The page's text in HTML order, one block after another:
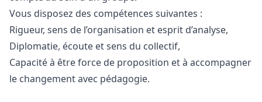
Vous disposez des compétences suivantes :
Rigueur, sens de l’organisation et esprit d’analyse,
Diplomatie, écoute et sens du collectif,
Capacité à être force de proposition et à accompagner
le changement avec pédagogie.